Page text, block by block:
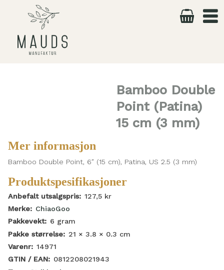
Bamboo Double
Point (Patina)
15 cm (3 mm)
Mer informasjon
Bamboo Double Point, 6″ (15 cm), Patina, US 2.5 (3 mm)
Produktspesifikasjoner
Anbefalt utsalgspris: 127,5 kr
Merke: ChiaoGoo
Pakkevekt: 6 gram
Pakke størrelse: 21 × 3.8 × 0.3 cm
Varenr: 14971
GTIN / EAN: 0812208021943